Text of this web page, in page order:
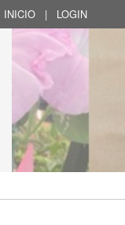
INICIO | LOGIN